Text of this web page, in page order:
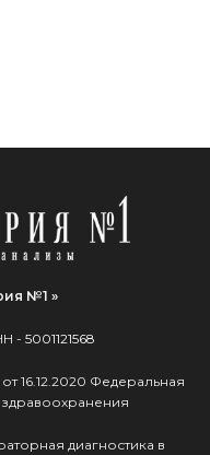
№1 »
- 5001121568
16.12.2020 Федеральная
диагностика в